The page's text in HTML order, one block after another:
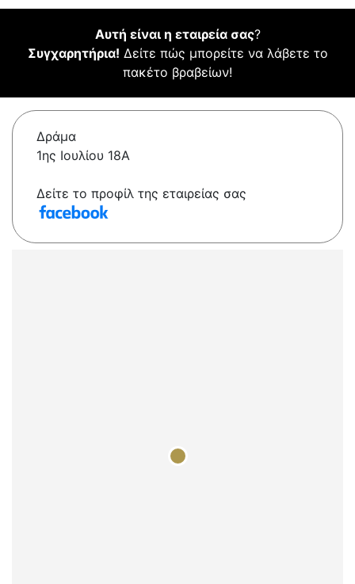
Αυτή είναι η εταιρεία σας?
Συγχαρητήρια! Δείτε πώς μπορείτε να λάβετε το
πακέτο βραβείων!
Δράμα
1ης Ιουλίου 18Α
Δείτε το προφίλ της εταιρείας σας